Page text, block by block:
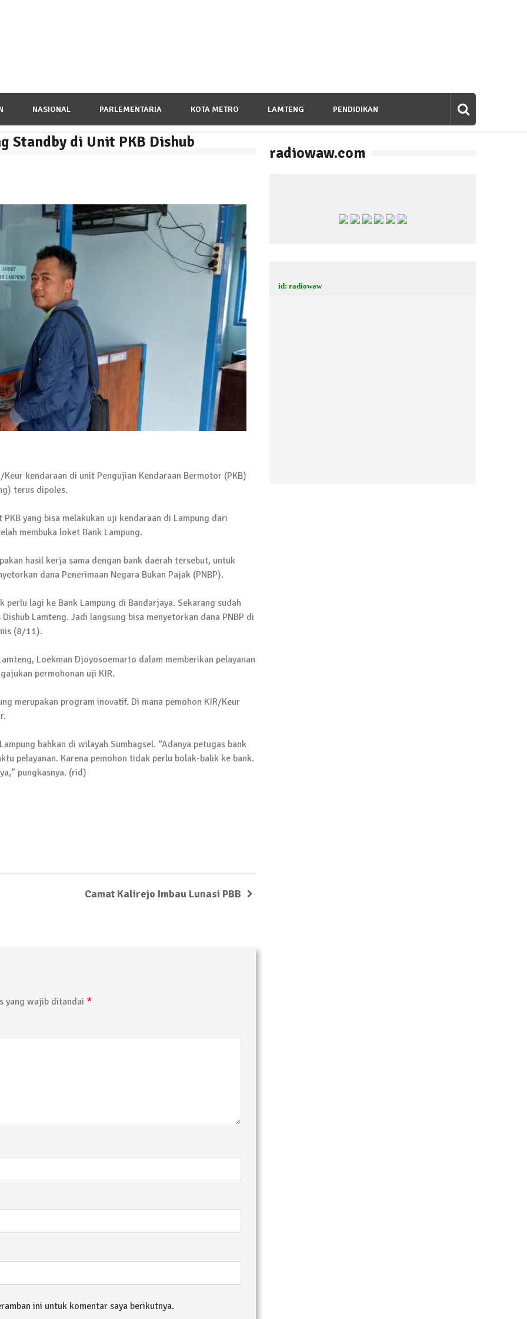
NASIONAL PARLEMENTARIA KOTA METRO LAMTENG PENDIDIKAN
Hari Pahlawan, Teladani Semangat Pengorbanan untuk Bangsa
Pujobasuki, Tuntut Kadus Untuk Mundur
Ditangkap di Lamtim
Dugaan Korupsi Dana Hibah Koni
Lampung Tengah
Warga Kurang Mampu
Sosialisasi 4 Pilar Kebangsaan, Kali Ini Digelar di Tubaba
Standby di Unit PKB Dishub
kendaraan di unit Pengujian Kendaraan Bermotor (PKB)
terus dipoles.
yang bisa melakukan uji kendaraan di Lampung dari
membuka loket Bank Lampung.
hasil kerja sama dengan bank daerah tersebut, untuk
dana Penerimaan Negara Bukan Pajak (PNBP).
perlu lagi ke Bank Lampung di Bandarjaya. Sekarang sudah
Lamteng. Jadi langsung bisa menyetorkan dana PNBP di
(8/11).
Loekman Djoyosoemarto dalam memberikan pelayanan
permohonan uji KIR.
merupakan program inovatif. Di mana pemohon KIR/Keur
bahkan di wilayah Sumbagsel. “Adanya petugas bank
pelayanan. Karena pemohon tidak perlu bolak-balik ke bank.
pungkasnya. (rid)
Camat Kalirejo Imbau Lunasi PBB
yang wajib ditandai *
ini untuk komentar saya berikutnya.
radiowaw.com
id: radiowaw